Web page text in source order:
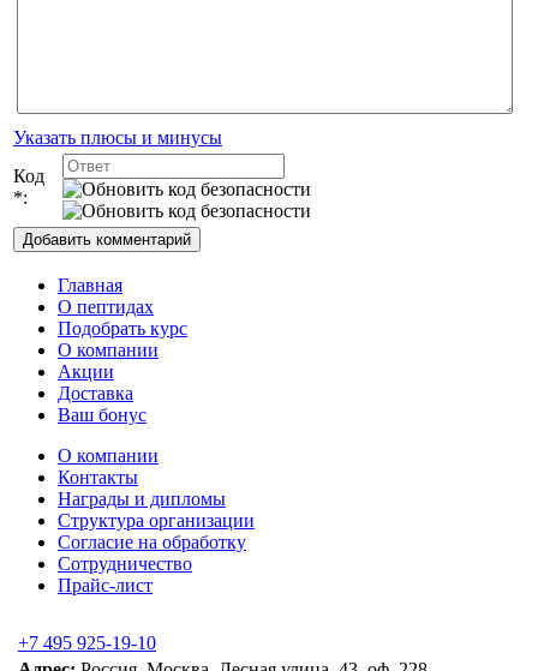
Указать плюсы и минусы
Код
*:
Главная
О пептидах
Подобрать курс
О компании
Акции
Доставка
Ваш бонус
О компании
Контакты
Награды и дипломы
Структура организации
Согласие на обработку
Сотрудничество
Прайс-лист
+7 495 925-19-10